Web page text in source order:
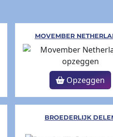
MOVEMBER
Opzeggen
BROEDERLIJK